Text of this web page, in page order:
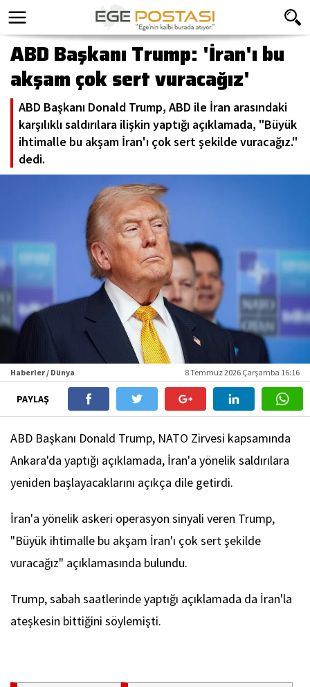
ABD Başkanı Trump: 'İran'ı bu
akşam çok sert vuracağız'
ABD Başkanı Donald Trump, ABD ile İran arasındaki
karşılıklı saldırılara ilişkin yaptığı açıklamada, "Büyük
ihtimalle bu akşam İran'ı çok sert şekilde vuracağız."
dedi.
Haberler / Dünya 8 Temmuz 2026 Çarşamba 16:16
PAYLAŞ
ABD Başkanı Donald Trump, NATO Zirvesi kapsamında
Ankara'da yaptığı açıklamada, İran'a yönelik saldırılara
yeniden başlayacaklarını açıkça dile getirdi.
İran'a yönelik askeri operasyon sinyali veren Trump,
"Büyük ihtimalle bu akşam İran'ı çok sert şekilde
vuracağız" açıklamasında bulundu.
Trump, sabah saatlerinde yaptığı açıklamada da İran'la
ateşkesin bittiğini söylemişti.